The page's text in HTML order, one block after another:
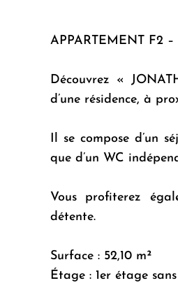
APPARTEMENT F2
Découvrez «
d’une résidence, à
Il se compose d’un
que d’un WC
Vous profiterez
détente.
Surface : 52,10 m²
Étage : 1er étage